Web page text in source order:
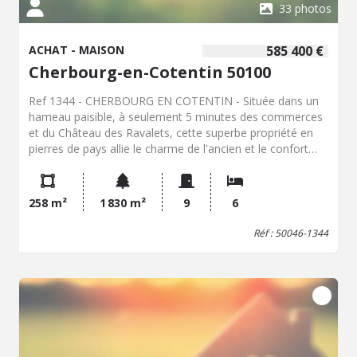
33 photos
585 400 €
ACHAT - MAISON
Cherbourg-en-Cotentin 50100
Ref 1344 - CHERBOURG EN COTENTIN - Située dans un
hameau paisible, à seulement 5 minutes des commerces
et du Château des Ravalets, cette superbe propriété en
pierres de pays allie le charme de l'ancien et le confort
élégante façade et toiture en pierres de pays surmontée
d'épis de faîtage en terre cuite vernissée, et éléments
architecturaux comme sa pièce en forme de tour dotée
d'un bow-window. L'intérieur dévoile une décoration
cheminées, pierres apparentes) : • Au rez-de-chaussée : o
Entrée avec WC et vestiaire . o Cuisine aménagée et
équipée avec arrière-cuisine/buanderie. o Salle à manger
conviviale agrémentée d'un poêle Godin céramique . o
Pièce de vie baignée de lumière dans la tour, agrémentée
258 m² 1 830 m² 9 6
Réf : 50046-1344